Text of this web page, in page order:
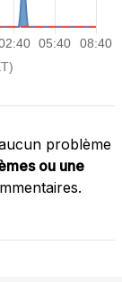
problème
ou une